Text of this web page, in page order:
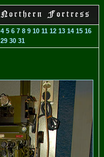
4 5 6 7 8 9 10 11 12 13 14 15 16
29 30 31